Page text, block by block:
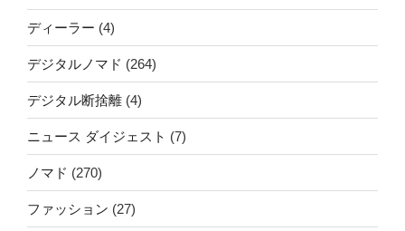
ディーラー (4)
デジタルノマド (264)
デジタル断捨離 (4)
ニュース ダイジェスト (7)
ノマド (270)
ファッション (27)